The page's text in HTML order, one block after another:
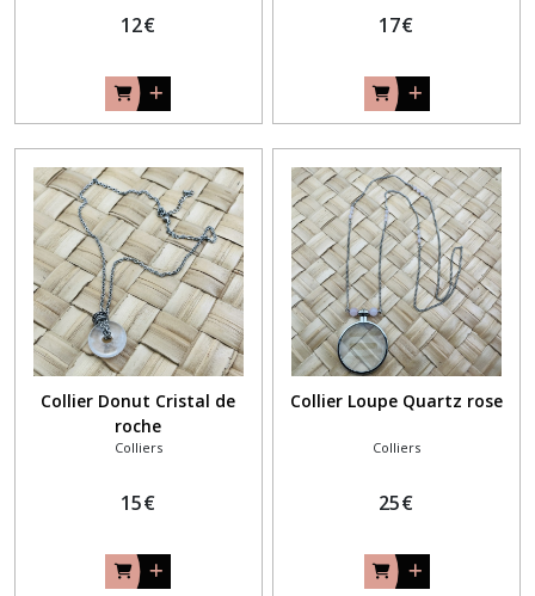
12€ 17€
Collier Donut Cristal de
roche
Colliers
15€
Collier Loupe Quartz rose
Colliers
25€